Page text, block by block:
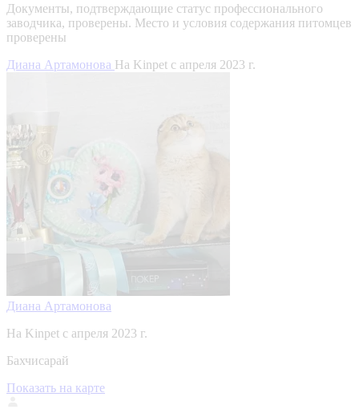
Документы, подтверждающие статус профессионального
заводчика, проверены. Место и условия содержания питомцев
проверены
Диана Артамонова На Kinpet c апреля 2023 г.
Диана Артамонова
На Kinpet c апреля 2023 г.
Бахчисарай
Показать на карте